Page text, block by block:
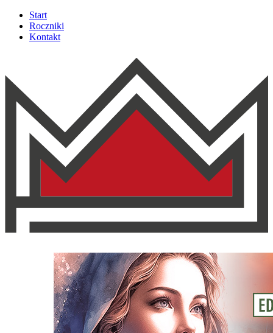
Start
Roczniki
Kontakt